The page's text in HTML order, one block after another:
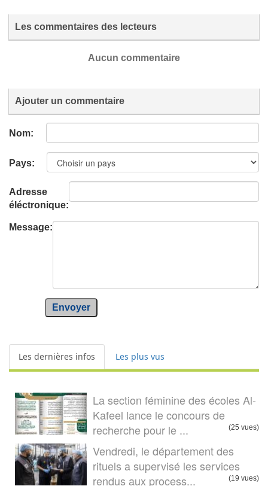
Les commentaires des lecteurs
Aucun commentaire
Ajouter un commentaire
Nom:
Pays:
Adresse
éléctronique:
Message:
Envoyer
Les dernières infos Les plus vus
La section féminine des écoles Al-
Kafeel lance le concours de
recherche pour le ...
(25 vues)
Vendredi, le département des
rituels a supervisé les services
rendus aux process...
(19 vues)